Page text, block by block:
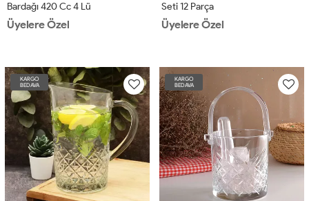
Bardağı 420 Cc 4 Lü
Üyelere Özel
Seti 12 Parça
Üyelere Özel
KARGO
BEDAVA
KARGO
BEDAVA